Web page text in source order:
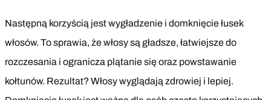
Następną korzyścią jest wygładzenie i domknięcie łusek
włosów. To sprawia, że włosy są gładsze, łatwiejsze do
rozczesania i ogranicza plątanie się oraz powstawanie
kołtunów. Rezultat? Włosy wyglądają zdrowiej i lepiej.